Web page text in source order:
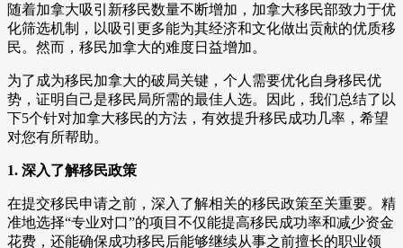
随着加拿大吸引新移民数量不断增加，加拿大移民部致力于优
化筛选机制，以吸引更多能为其经济和文化做出贡献的优质移
民。然而，移民加拿大的难度日益增加。
为了成为移民加拿大的破局关键，个人需要优化自身移民优
势，证明自己是移民局所需的最佳人选。因此，我们总结了以
下5个针对加拿大移民的方法，有效提升移民成功几率，希望
对您有所帮助。
1. 深入了解移民政策
在提交移民申请之前，深入了解相关的移民政策至关重要。精
准地选择“专业对口”的项目不仅能提高移民成功率和减少资金
花费，还能确保成功移民后能够继续从事之前擅长的职业领